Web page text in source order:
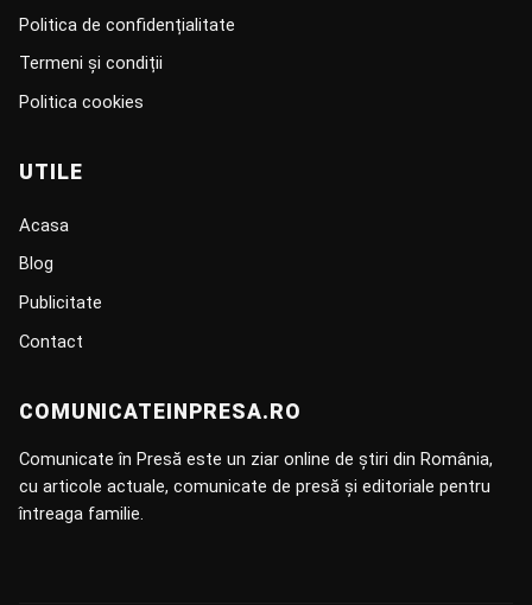
Politica de confidențialitate
Termeni și condiții
Politica cookies
UTILE
Acasa
Blog
Publicitate
Contact
COMUNICATEINPRESA.RO
Comunicate în Presă este un ziar online de știri din România,
cu articole actuale, comunicate de presă și editoriale pentru
întreaga familie.